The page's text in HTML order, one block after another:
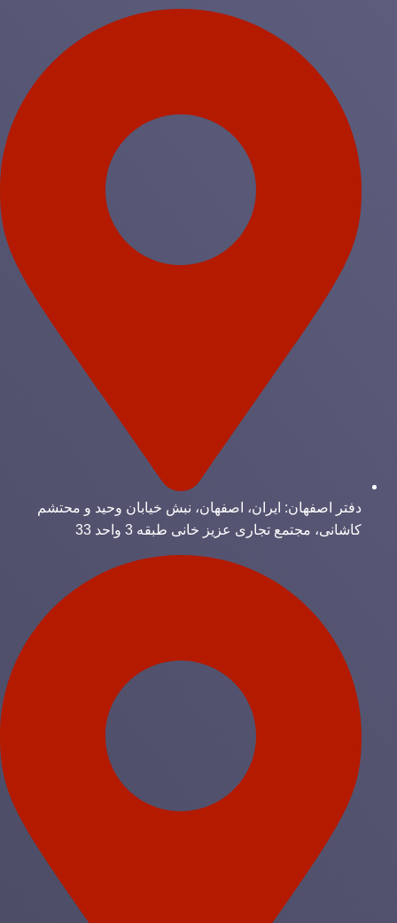
دفتر اصفهان: ایران، اصفهان، نبش خیابان وحید و محتشم
کاشانی، مجتمع تجاری عزیز خانی طبقه 3 واحد 33